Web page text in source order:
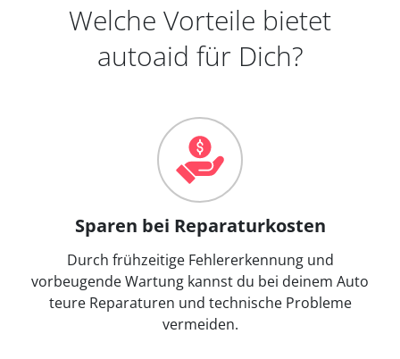
Welche Vorteile bietet
autoaid für Dich?
Sparen bei Reparaturkosten
Durch frühzeitige Fehlererkennung und
vorbeugende Wartung kannst du bei deinem Auto
teure Reparaturen und technische Probleme
vermeiden.